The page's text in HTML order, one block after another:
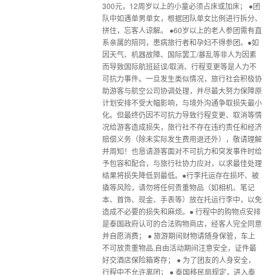
300元，12周岁以上的小童必须占床或加床； ●团
队中如遇单男单女，根据团队单女比例进行拆分、
拼住，忘客人谅解。 ●60岁以上的老人参团需有直
系亲属的陪同，患病旅行者和孕妇不得参团。●如
因天气、机器故障、国际罢工/暴乱等非人为因素
而导致国际航班延误/取消、行程变更等是人力不
可抗力事件。一旦发生类似情况，旅行社会积极协
助游客与航空公司协调处理，并尽最大努力保障原
计划安排不受大幅影响，与境外沟通争取损失最小
化。但最终仍因不可抗力导致行程变更、取消等情
况给游客造成损失，旅行社不存在违约责任和经济
赔偿义务（除未实际发生费用退还外），敬请理解
并周知！也恳请游客面对不可抗力和突发事件时给
予包容和配合，与旅行社协力应对，以求最佳处理
结果将损失降低到最低。●行李托运存在损坏、被
撬等风险，请勿将任何贵重物品（如相机、笔记
本、首饰、现金、手表等）放在托运行李中，以免
造成不必要的损失和麻烦。● 行程中的购物点安排
是泰国政府认可的合法购物商店，经客人完全同意
并自愿消费； ● 旅游期间财物请随身保管，车上
不可放贵重物品,自由活动期间注意安全，证件最
好交酒店保险箱寄存； ● 为了团友的人身安全，
行程中不允许离团； ● 泰国移民局规定，进入泰